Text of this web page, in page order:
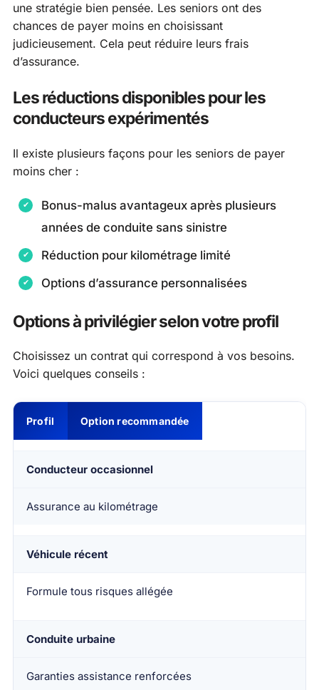
une stratégie bien pensée. Les seniors ont des
chances de payer moins en choisissant
judicieusement. Cela peut réduire leurs frais
d’assurance.
Les réductions disponibles pour les
conducteurs expérimentés
Il existe plusieurs façons pour les seniors de payer
moins cher :
Bonus-malus avantageux après plusieurs
années de conduite sans sinistre
Réduction pour kilométrage limité
Options d’assurance personnalisées
Options à privilégier selon votre profil
Choisissez un contrat qui correspond à vos besoins.
Voici quelques conseils :
Profil Option recommandée
Conducteur occasionnel
Assurance au kilométrage
Véhicule récent
Formule tous risques allégée
Conduite urbaine
Garanties assistance renforcées